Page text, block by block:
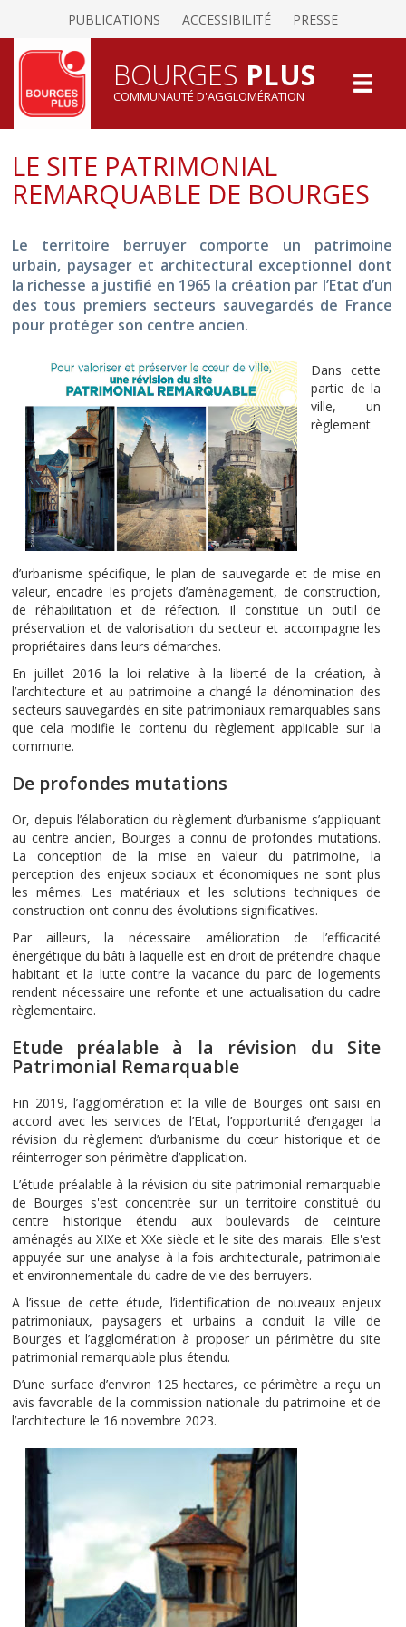
PUBLICATIONS ACCESSIBILITÉ PRESSE
BOURGES PLUS
COMMUNAUTÉ D'AGGLOMÉRATION
LE SITE PATRIMONIAL
REMARQUABLE DE BOURGES
Le territoire berruyer comporte un patrimoine
urbain, paysager et architectural exceptionnel dont
la richesse a justifié en 1965 la création par l’Etat d’un
des tous premiers secteurs sauvegardés de France
pour protéger son centre ancien.
Dans cette
partie de la
ville, un
règlement
d’urbanisme spécifique, le plan de sauvegarde et de mise en
valeur, encadre les projets d’aménagement, de construction,
de réhabilitation et de réfection. Il constitue un outil de
préservation et de valorisation du secteur et accompagne les
propriétaires dans leurs démarches.
En juillet 2016 la loi relative à la liberté de la création, à
l’architecture et au patrimoine a changé la dénomination des
secteurs sauvegardés en site patrimoniaux remarquables sans
que cela modifie le contenu du règlement applicable sur la
commune.
De profondes mutations
Or, depuis l’élaboration du règlement d’urbanisme s’appliquant
au centre ancien, Bourges a connu de profondes mutations.
La conception de la mise en valeur du patrimoine, la
perception des enjeux sociaux et économiques ne sont plus
les mêmes. Les matériaux et les solutions techniques de
construction ont connu des évolutions significatives.
Par ailleurs, la nécessaire amélioration de l’efficacité
énergétique du bâti à laquelle est en droit de prétendre chaque
habitant et la lutte contre la vacance du parc de logements
rendent nécessaire une refonte et une actualisation du cadre
règlementaire.
Etude préalable à la révision du Site
Patrimonial Remarquable
Fin 2019, l’agglomération et la ville de Bourges ont saisi en
accord avec les services de l’Etat, l’opportunité d’engager la
révision du règlement d’urbanisme du cœur historique et de
réinterroger son périmètre d’application.
L’étude préalable à la révision du site patrimonial remarquable
de Bourges s'est concentrée sur un territoire constitué du
centre historique étendu aux boulevards de ceinture
aménagés au XIXe et XXe siècle et le site des marais. Elle s'est
appuyée sur une analyse à la fois architecturale, patrimoniale
et environnementale du cadre de vie des berruyers.
A l’issue de cette étude, l’identification de nouveaux enjeux
patrimoniaux, paysagers et urbains a conduit la ville de
Bourges et l’agglomération à proposer un périmètre du site
patrimonial remarquable plus étendu.
D’une surface d’environ 125 hectares, ce périmètre a reçu un
avis favorable de la commission nationale du patrimoine et de
l’architecture le 16 novembre 2023.